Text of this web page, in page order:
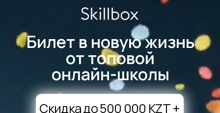
Билет в новую жизнь
от топовой
онлайн-школы
Скидка до 500 000 KZT +
курс по ИИ в подарок